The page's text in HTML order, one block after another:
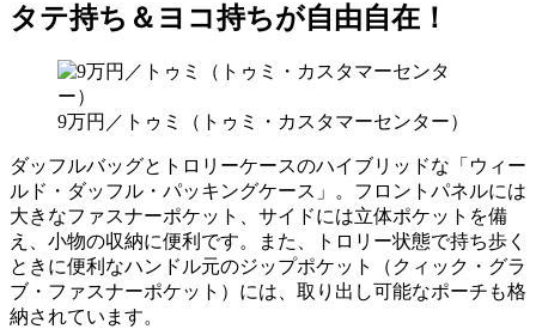
タテ持ち＆ヨコ持ちが自由自在！
9万円／トゥミ（トゥミ・カスタマーセンター）
ダッフルバッグとトロリーケースのハイブリッドな「ウィー
ルド・ダッフル・パッキングケース」。フロントパネルには
大きなファスナーポケット、サイドには立体ポケットを備
え、小物の収納に便利です。また、トロリー状態で持ち歩く
ときに便利なハンドル元のジップポケット（クィック・グラ
ブ・ファスナーポケット）には、取り出し可能なポーチも格
納されています。